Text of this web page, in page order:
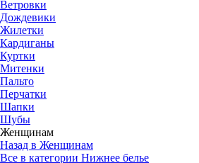
Ветровки
Дождевики
Жилетки
Кардиганы
Куртки
Митенки
Пальто
Перчатки
Шапки
Шубы
Женщинам
Назад в Женщинам
Все в категории Нижнее белье